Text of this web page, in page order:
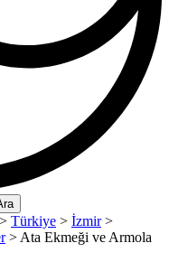
> Türkiye > İzmir>
> Ata Ekmeği ve Armola